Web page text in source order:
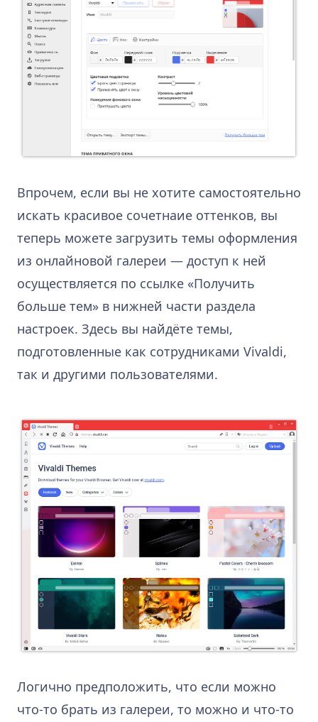
Впрочем, если вы не хотите самостоятельно
искать красивое сочетнаие оттенков, вы
теперь можете загрузить темы оформления
из онлайновой галереи — доступ к ней
осуществляется по ссылке «Получить
больше тем» в нижней части раздела
настроек. Здесь вы найдёте темы,
подготовленные как сотрудниками Vivaldi,
так и другими пользователями.
Логично предположить, что если можно
что-то брать из галереи, то можно и что-то